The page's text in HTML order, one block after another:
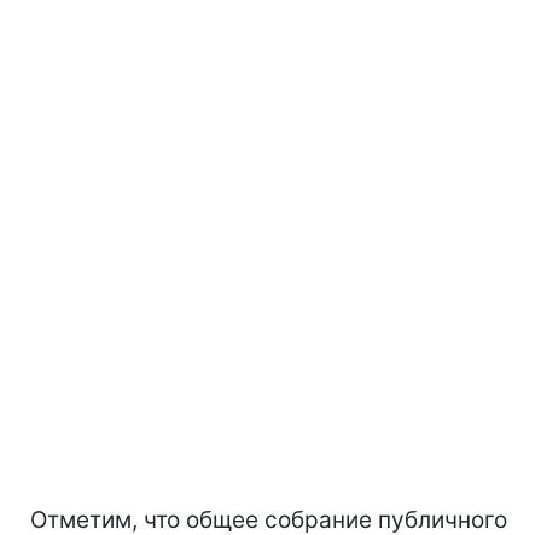
Отметим, что общее собрание публичного